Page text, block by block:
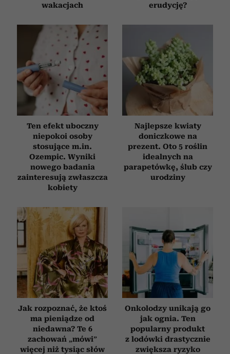
wakacjach
erudycję?
Ten efekt uboczny
niepokoi osoby
stosujące m.in.
Ozempic. Wyniki
nowego badania
zainteresują zwłaszcza
kobiety
Najlepsze kwiaty
doniczkowe na
prezent. Oto 5 roślin
idealnych na
parapetówkę, ślub czy
urodziny
Jak rozpoznać, że ktoś
ma pieniądze od
niedawna? Te 6
zachowań „mówi”
więcej niż tysiąc słów
Onkolodzy unikają go
jak ognia. Ten
popularny produkt
z lodówki drastycznie
zwiększa ryzyko